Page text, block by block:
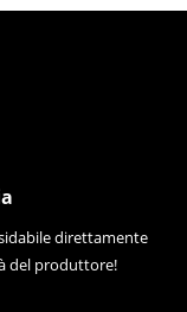
direttamente
del produttore!